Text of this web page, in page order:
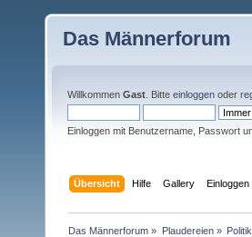
Das Männerforum
Willkommen Gast . Bitte einloggen oder
Einloggen mit Benutzername, Passwort
Übersicht Hilfe Gallery Einloggen
Das Männerforum » Plaudereien»